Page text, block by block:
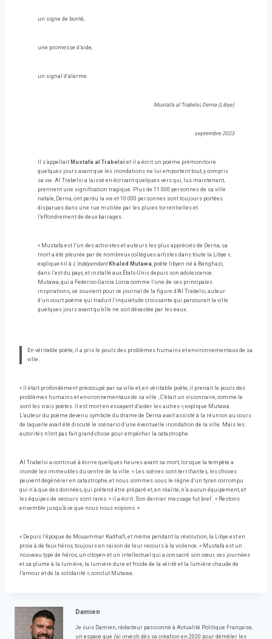
un signe de bonté,
une promesse d’aide,
un signal d’alarme.
Mustafa al Trabelsi, Derna (Libye)
septembre 2023
Il s’appellait Mustafa al Trabelsi et il a écrit un poème prémonitoire
quelques jours avant que les inondations ne lui emportent tout, y compris
sa vie. Al Trabelsi a laissé en écrivant quelques vers qui, lus maintenant,
prennent une signification tragique. Plus de 11 000 personnes de sa ville
natale, Derna, ont perdu la vie et 10 000 personnes sont toujours portées
disparues dans une rue mutilée par les pluies torrentielles et
l’effondrement de deux barrages.
« Mustafa est l’un des activistes et auteurs les plus appréciés de Derna, sa
mort a été pleurée par de nombreux collègues artistes dans toute la Libye »,
explique-t-il à L’indépendant Khaled Mutawa, poète libyen né à Benghazi,
dans l’est du pays, et installé aux États-Unis depuis son adolescence.
Mutawa, qui a Federico García Lorca comme l’une de ses principales
inspirations, se souvient pour ce journal de la figure d’Al Trabelsi, auteur
d’un court poème qui traduit l’inquiétude croissante qui parcourait la ville
quelques jours avant qu’elle ne soit dévastée par les eaux.
En véritable poète, il a pris le pouls des problèmes humains et environnementaux de sa
ville.
« Il était profondément préoccupé par sa ville et, en véritable poète, il prenait le pouls des
problèmes humains et environnementaux de sa ville ; C’était un visionnaire, comme le
sont les vrais poètes. Il est mort en essayant d’aider les autres », explique Mutawa.
L’auteur du poème devenu symbole du drame de Derna avait assisté à la réunion au cours
de laquelle avait été discuté le scénario d’une éventuelle inondation de la ville. Mais les
autorités n’ont pas fait grand-chose pour empêcher la catastrophe.
Al Trabelsi a continué à écrire quelques heures avant sa mort, lorsque la tempête a
inondé les immeubles du centre de la ville. « Les scènes sont terrifiantes, les choses
peuvent dégénérer en catastrophe, et nous sommes sous le règne d’un tyran corrompu
qui n’a que des données, qui prétend être préparé et, en réalité, n’a aucun équipement, et
les équipes de secours sont rares. » il a écrit. Son dernier message fut bref : « Restons
ensemble jusqu’à ce que nous nous noyions. »
« Depuis l’époque de Mouammar Kadhafi, et même pendant la révolution, la Libye est en
proie à de faux héros, toujours en raison de leur recours à la violence. « Mustafa est un
nouveau type de héros, un citoyen et un intellectuel qui a consacré son cœur, ses journées
et sa plume à la lumière, la lumière dure et froide de la vérité et la lumière chaude de
l’amour et de la solidarité », conclut Mutawa.
Damien
Je suis Damien, rédacteur passionné à Actualité Politique Française,
un espace que j'ai investi dès sa création en 2020 pour démêler les